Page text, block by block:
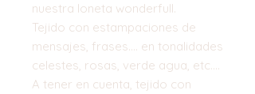
nuestra loneta wonderfull.
Tejido con estampaciones de
mensajes, frases…. en tonalidades
celestes, rosas, verde agua, etc….
A tener en cuenta, tejido con